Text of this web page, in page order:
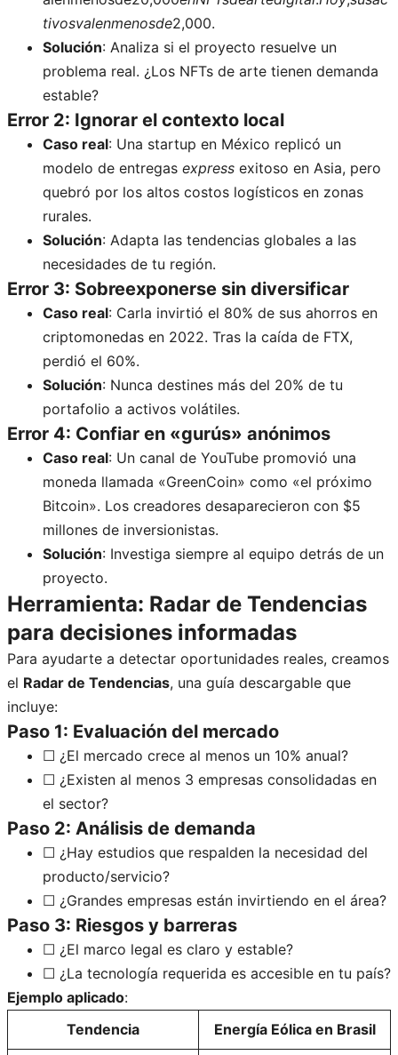
tivosvalenmenosde2,000.
Solución: Analiza si el proyecto resuelve un
problema real. ¿Los NFTs de arte tienen demanda
estable?
Error 2: Ignorar el contexto local
Caso real: Una startup en México replicó un
modelo de entregas express exitoso en Asia, pero
quebró por los altos costos logísticos en zonas
rurales.
Solución: Adapta las tendencias globales a las
necesidades de tu región.
Error 3: Sobreexponerse sin diversificar
Caso real: Carla invirtió el 80% de sus ahorros en
criptomonedas en 2022. Tras la caída de FTX,
perdió el 60%.
Solución: Nunca destines más del 20% de tu
portafolio a activos volátiles.
Error 4: Confiar en «gurús» anónimos
Caso real: Un canal de YouTube promovió una
moneda llamada «GreenCoin» como «el próximo
Bitcoin». Los creadores desaparecieron con $5
millones de inversionistas.
Solución: Investiga siempre al equipo detrás de un
proyecto.
Herramienta: Radar de Tendencias
para decisiones informadas
Para ayudarte a detectar oportunidades reales, creamos
el Radar de Tendencias, una guía descargable que
incluye:
Paso 1: Evaluación del mercado
☐ ¿El mercado crece al menos un 10% anual?
☐ ¿Existen al menos 3 empresas consolidadas en
el sector?
Paso 2: Análisis de demanda
☐ ¿Hay estudios que respalden la necesidad del
producto/servicio?
☐ ¿Grandes empresas están invirtiendo en el área?
Paso 3: Riesgos y barreras
☐ ¿El marco legal es claro y estable?
☐ ¿La tecnología requerida es accesible en tu país?
Ejemplo aplicado:
Tendencia
Energía Eólica en Brasil